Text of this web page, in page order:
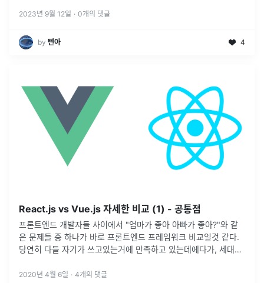
2023년 9월 12일 · 0개의 댓글
by 삔아 4
React.js vs Vue.js 자세한 비교 (1) - 공통점
프론트엔드 개발자들 사이에서 "엄마가 좋아 아빠가 좋아?"와 같
은 문제들 중 하나가 바로 프론트엔드 프레임워크 비교일것 같다.
당연히 다들 자기가 쓰고있는거에 만족하고 있는데에다가, 세대교
애매하긴 하다. ...
2020년 4월 6일 · 4개의 댓글